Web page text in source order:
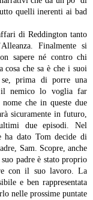
quelli inerenti ai bad
di Reddington tanto
Finalmente si
sapere né contro chi
cosa che sa è che i suoi
prima di porre una
il nemico lo voglia far
che in queste due
sicuramente in futuro,
due episodi. Nel
dato Tom decide di
Sam. Scopre, anche
padre è stato proprio
con il suo lavoro. La
e ben rappresentata
nelle prossime puntate